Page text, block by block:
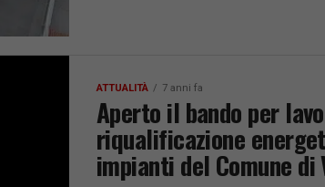
ATTUALITÀ 7 anni fa
Aperto il bando per
riqualificazione
impianti del Comune di